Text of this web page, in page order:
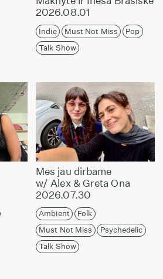
2026.08.01
Indie Must Not Miss
Pop
Talk Show
Mes jau dirbame
w/ Alex & Greta Ona
2026.07.30
Ambient
Folk
Must Not Miss
Psychedelic
Talk Show